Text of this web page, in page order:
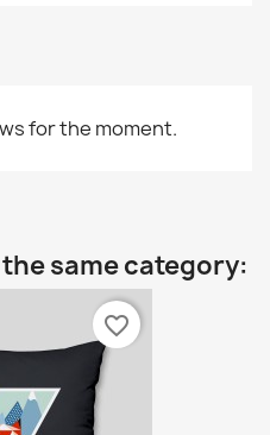
for the moment.
same category:
favorite_border